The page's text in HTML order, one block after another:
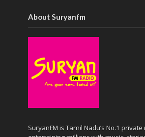
About Suryanfm
SuryanFM is Tamil Nadu’s No.1